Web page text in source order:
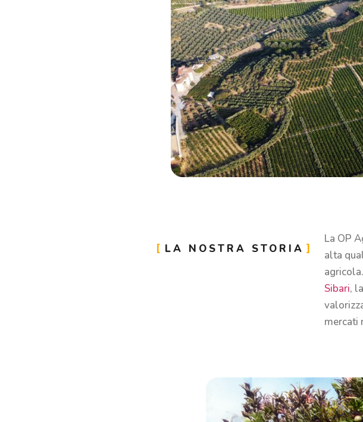
LA NOSTRA STORIA
La OP
alta
Sibari,
mercati